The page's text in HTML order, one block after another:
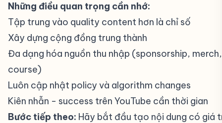
Những điều quan trọng cần nhớ:
Tập trung vào quality content hơn là chỉ số
Xây dựng cộng đồng trung thành
Đa dạng hóa nguồn thu nhập (sponsorship, merch,
course)
Luôn cập nhật policy và algorithm changes
Kiên nhẫn - success trên YouTube cần thời gian
Bước tiếp theo: Hãy bắt đầu tạo nội dung có giá